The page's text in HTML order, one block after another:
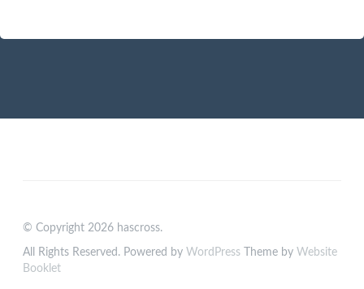
ブ
© Copyright 2026 hascross.
All Rights Reserved. Powered by WordPress Theme by Website
Booklet